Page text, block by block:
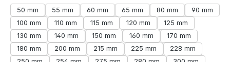
50 mm
55 mm 60 mm 65 mm 80 mm
90 mm
100 mm
110 mm 115 mm 120 mm
125 mm
130 mm
140 mm 150 mm 160 mm
170 mm
180 mm
200 mm 215 mm 225 mm
228 mm